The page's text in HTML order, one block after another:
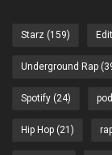
Starz (159)
Underground Rap
Spotify (24)
Hip Hop (21)